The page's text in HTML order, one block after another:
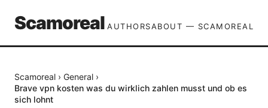
Scamoreal AUTHORSABOUT — SCAMOREAL
Scamoreal › General ›
Brave vpn kosten was du wirklich zahlen musst und ob es
sich lohnt